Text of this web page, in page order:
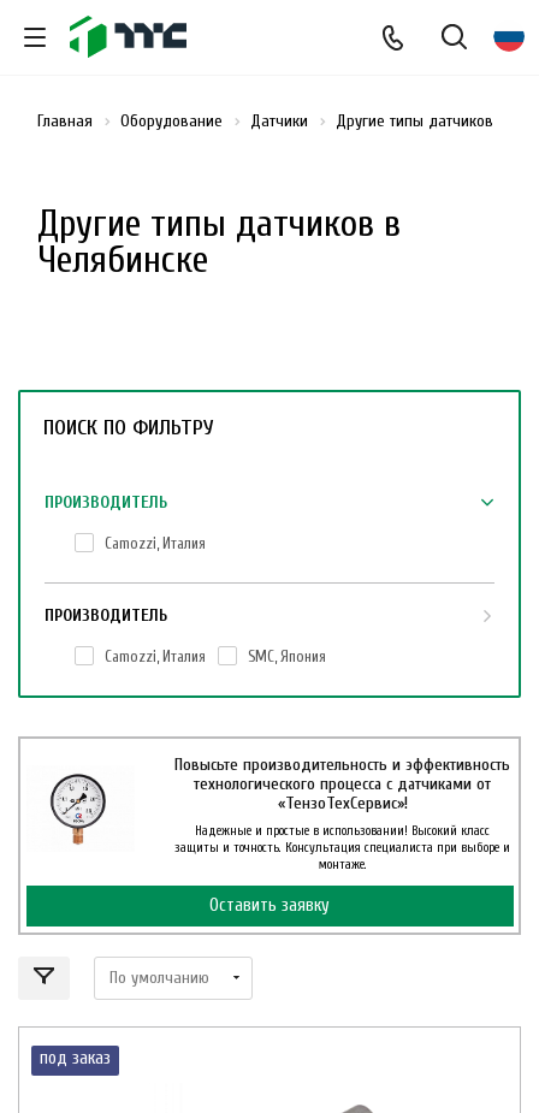
Другие типы датчиков в
Челябинске
Главная Оборудование Датчики Другие типы датчиков
Повысьте производительность и эффективность
технологического процесса с датчиками от
«ТензоТехСервис»!
Надежные и простые в использовании! Высокий класс
защиты и точность. Консультация специалиста при выборе и
монтаже.
Оставить заявку
под заказ
ПОИСК ПО ФИЛЬТРУ
ПРОИЗВОДИТЕЛЬ
Camozzi, Италия
ПРОИЗВОДИТЕЛЬ
Camozzi, Италия SMC, Япония